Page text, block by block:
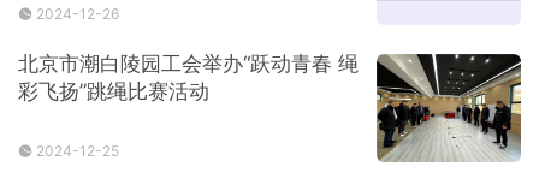
2024-12-26
北京市潮白陵园工会举办“跃动青春 绳
彩飞扬”跳绳比赛活动
2024-12-25